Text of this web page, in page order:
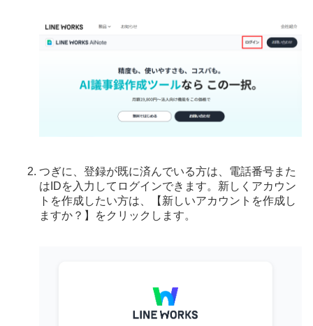
つぎに、登録が既に済んでいる方は、電話番号また
はIDを入力してログインできます。新しくアカウン
トを作成したい方は、【新しいアカウントを作成し
ますか？】をクリックします。